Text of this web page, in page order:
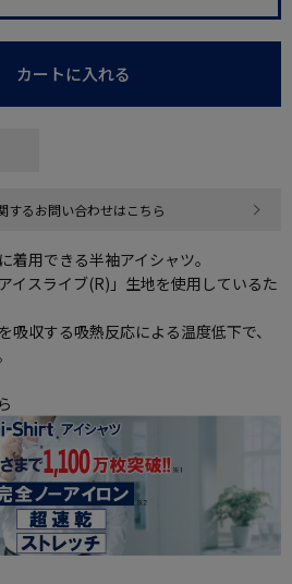
カートに入れる
するお問い合わせはこちら
着用できる半袖アイシャツ。
イスライブ(R)」生地を使用しているた
吸収する吸熱反応による温度低下で、